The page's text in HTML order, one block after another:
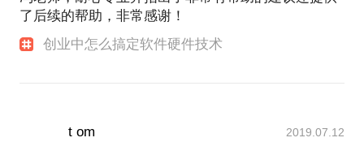
了后续的帮助，非常感谢！
创业中怎么搞定软件硬件技术
t om 2019.07.12